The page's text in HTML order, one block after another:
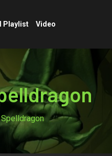
Playlist Video